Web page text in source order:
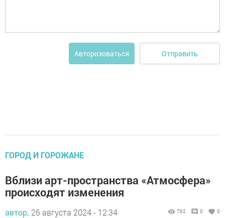
Авторизоваться Отправить
ГОРОД И ГОРОЖАНЕ
Вблизи арт-пространства «Атмосфера»
происходят изменения
автор, 26 августа 2024 - 12:34 762 0 0